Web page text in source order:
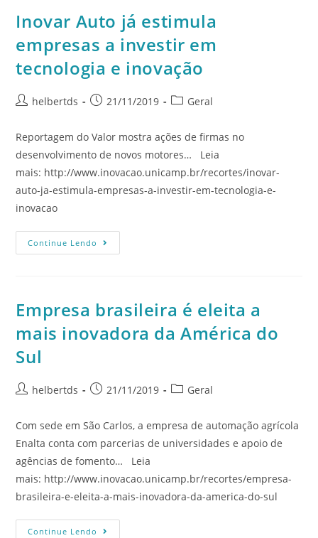
Inovar Auto já estimula
empresas a investir em
tecnologia e inovação
helbertds 21/11/2019 Geral
Reportagem do Valor mostra ações de firmas no
desenvolvimento de novos motores… Leia
mais: http://www.inovacao.unicamp.br/recortes/inovar-
auto-ja-estimula-empresas-a-investir-em-tecnologia-e-
inovacao
Continue Lendo
Empresa brasileira é eleita a
mais inovadora da América do
Sul
helbertds 21/11/2019 Geral
Com sede em São Carlos, a empresa de automação agrícola
Enalta conta com parcerias de universidades e apoio de
agências de fomento… Leia
mais: http://www.inovacao.unicamp.br/recortes/empresa-
brasileira-e-eleita-a-mais-inovadora-da-america-do-sul
Continue Lendo